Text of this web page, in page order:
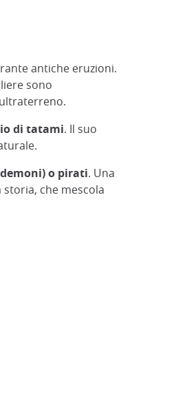
antiche eruzioni.
sono
di tatami. Il suo
o pirati. Una
che mescola